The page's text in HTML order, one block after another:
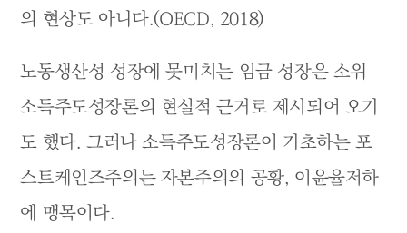
의 현상도 아니다.(OECD, 2018)
노동생산성 성장에 못미치는 임금 성장은 소위
소득주도성장론의 현실적 근거로 제시되어 오기
도 했다. 그러나 소득주도성장론이 기초하는 포
스트케인즈주의는 자본주의의 공황, 이윤율저하
에 맹목이다.